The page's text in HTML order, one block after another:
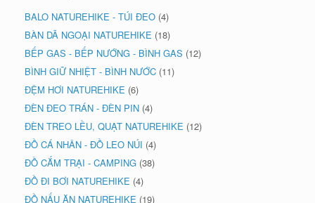
BALO NATUREHIKE - TÚI ĐEO (4)
BÀN DÃ NGOẠI NATUREHIKE (18)
BẾP GAS - BẾP NƯỚNG - BÌNH GAS (12)
BÌNH GIỮ NHIỆT - BÌNH NƯỚC (11)
ĐỆM HƠI NATUREHIKE (6)
ĐÈN ĐEO TRÁN - ĐÈN PIN (4)
ĐÈN TREO LỀU, QUẠT NATUREHIKE (12)
ĐỒ CÁ NHÂN - ĐỒ LEO NÚI (4)
ĐỒ CẮM TRẠI - CAMPING (38)
ĐỒ ĐI BƠI NATUREHIKE (4)
ĐỒ NẤU ĂN NATUREHIKE (19)